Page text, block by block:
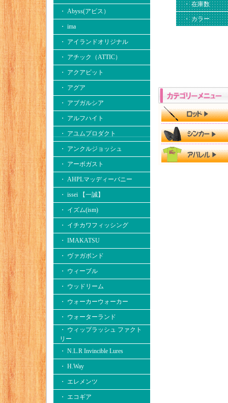
・ Abyss(アビス）
・ ima
・ アイランドオリジナル
・ アチック（ATTIC）
・ アクアビット
・ アグア
・ アブガルシア
・ アルフハイト
・ アユムプロダクト
・ アンクルジョッシュ
・ アーボガスト
・ AHPLマッディーバニー
・ issei 【一誠】
・ イズム(ism)
・ イチカワフィッシング
・ IMAKATSU
・ ヴァガボンド
・ ウィーブル
・ ウッドリーム
・ ウォーカーウォーカー
・ ウォーターランド
・ ウィップラッシュ ファクト
リー
・ N.L.R Invincible Lures
・ H.Way
・ エレメンツ
・ エコギア
・ 在庫数
・ カラー